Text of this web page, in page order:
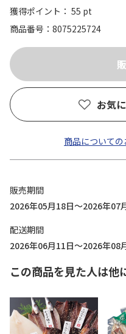
獲得ポイント： 55 pt
商品番号
8075225724
お気
商品について
販売期間
2026年05月18日～2026年07
配送期間
2026年06月11日～2026年08
この商品を見た人は他